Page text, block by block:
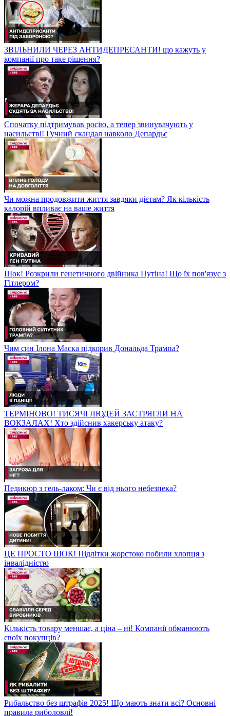
ЗВІЛЬНИЛИ ЧЕРЕЗ АНТИДЕПРЕСАНТИ! що кажуть у
компанії про таке рішення?
Спочатку підтримував росію, а тепер звинувачують у
насильстві! Гучний скандал навколо Депардьє
Чи можна продовжити життя завдяки дієтам? Як кількість
калорій впливає на ваше життя
Шок! Розкрили генетичного двійника Путіна! Що їх пов'язує з
Гітлером?
Чим син Ілона Маска підкорив Дональда Трампа?
ТЕРМІНОВО! ТИСЯЧІ ЛЮДЕЙ ЗАСТРЯГЛИ НА
ВОКЗАЛАХ! Хто здійснив хакерську атаку?
Педикюр з гель-лаком: Чи є від нього небезпека?
ЦЕ ПРОСТО ШОК! Підлітки жорстоко побили хлопця з
інвалідністю
Кількість товару меншає, а ціна – ні! Компанії обманюють
своїх покупців?
Рибальство без штрафів 2025! Що мають знати всі? Основні
правила риболовлі!